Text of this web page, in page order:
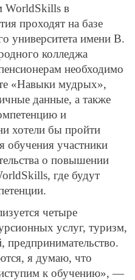
WorldSkills в
проходят на базе
университета имени В.
колледжа
необходимо
«Навыки мудрых»,
данные, а также
и
хотели бы пройти
обучения участники
о повышении
где будут
четыре
услуг, туризм,
предпринимательство.
я думаю, что
к обучению», —